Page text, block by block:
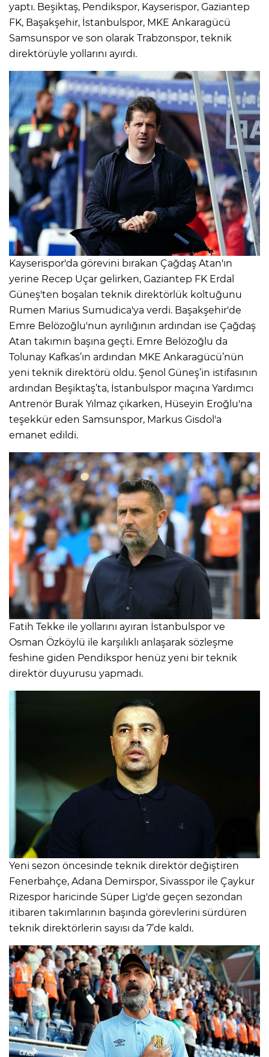
yaptı. Beşiktaş, Pendikspor, Kayserispor, Gaziantep
FK, Başakşehir, İstanbulspor, MKE Ankaragücü
Samsunspor ve son olarak Trabzonspor, teknik
direktörüyle yollarını ayırdı.
Kayserispor'da görevini bırakan Çağdaş Atan'ın
yerine Recep Uçar gelirken, Gaziantep FK Erdal
Güneş'ten boşalan teknik direktörlük koltuğunu
Rumen Marius Sumudica'ya verdi. Başakşehir'de
Emre Belözoğlu'nun ayrılığının ardından ise Çağdaş
Atan takımın başına geçti. Emre Belözoğlu da
Tolunay Kafkas’ın ardından MKE Ankaragücü’nün
yeni teknik direktörü oldu. Şenol Güneş’in istifasının
ardından Beşiktaş’ta, İstanbulspor maçına Yardımcı
Antrenör Burak Yılmaz çıkarken, Hüseyin Eroğlu'na
teşekkür eden Samsunspor, Markus Gisdol'a
emanet edildi.
Fatih Tekke ile yollarını ayıran İstanbulspor ve
Osman Özköylü ile karşılıklı anlaşarak sözleşme
feshine giden Pendikspor henüz yeni bir teknik
direktör duyurusu yapmadı.
Yeni sezon öncesinde teknik direktör değiştiren
Fenerbahçe, Adana Demirspor, Sivasspor ile Çaykur
Rizespor haricinde Süper Lig'de geçen sezondan
itibaren takımlarının başında görevlerini sürdüren
teknik direktörlerin sayısı da 7’de kaldı.